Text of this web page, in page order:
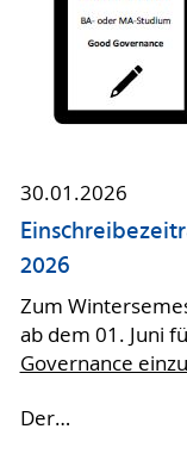
30.01.2026
2026
Zum
ab dem 01. Juni
Governance
Der…